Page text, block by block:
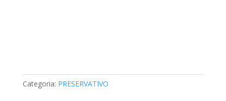
Categoria: PRESERVATIVO